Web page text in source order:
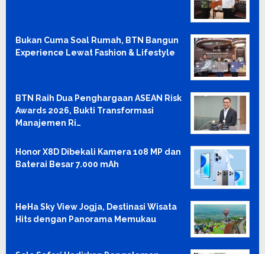
Bukan Cuma Soal Rumah, BTN Bangun
Experience Lewat Fashion & Lifestyle
BTN Raih Dua Penghargaan ASEAN Risk
Awards 2026, Bukti Transformasi
Manajemen Ri…
Honor X8D Dibekali Kamera 108 MP dan
Baterai Besar 7.000 mAh
HeHa Sky View Jogja, Destinasi Wisata
Hits dengan Panorama Memukau